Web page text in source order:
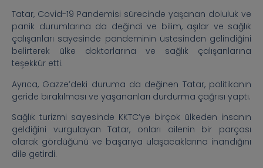
Tatar, Covid-19 Pandemisi sürecinde yaşanan doluluk ve
panik durumlarına da değindi ve bilim, aşılar ve sağlık
çalışanları sayesinde pandeminin üstesinden gelindiğini
belirterek ülke doktorlarına ve sağlık çalışanlarına
teşekkür etti.
Ayrıca, Gazze’deki duruma da değinen Tatar, politikanın
geride bırakılması ve yaşananları durdurma çağrısı yaptı.
Sağlık turizmi sayesinde KKTC’ye birçok ülkeden insanın
geldiğini vurgulayan Tatar, onları ailenin bir parçası
olarak gördüğünü ve başarıya ulaşacaklarına inandığını
dile getirdi.